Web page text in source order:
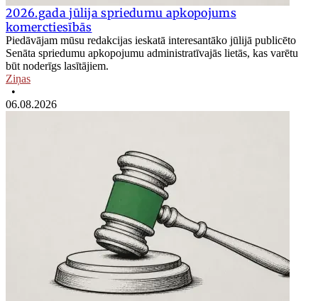
2026.gada jūlija spriedumu apkopojums
komerctiesībās
Piedāvājam mūsu redakcijas ieskatā interesantāko jūlijā publicēto
Senāta spriedumu apkopojumu administratīvajās lietās, kas varētu
būt noderīgs lasītājiem.
Ziņas
•
06.08.2026